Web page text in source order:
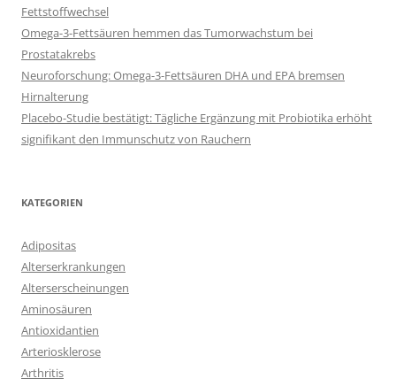
Fettstoffwechsel
Omega-3-Fettsäuren hemmen das Tumorwachstum bei
Prostatakrebs
Neuroforschung: Omega-3-Fettsäuren DHA und EPA bremsen
Hirnalterung
Placebo-Studie bestätigt: Tägliche Ergänzung mit Probiotika erhöht
signifikant den Immunschutz von Rauchern
KATEGORIEN
Adipositas
Alterserkrankungen
Alterserscheinungen
Aminosäuren
Antioxidantien
Arteriosklerose
Arthritis